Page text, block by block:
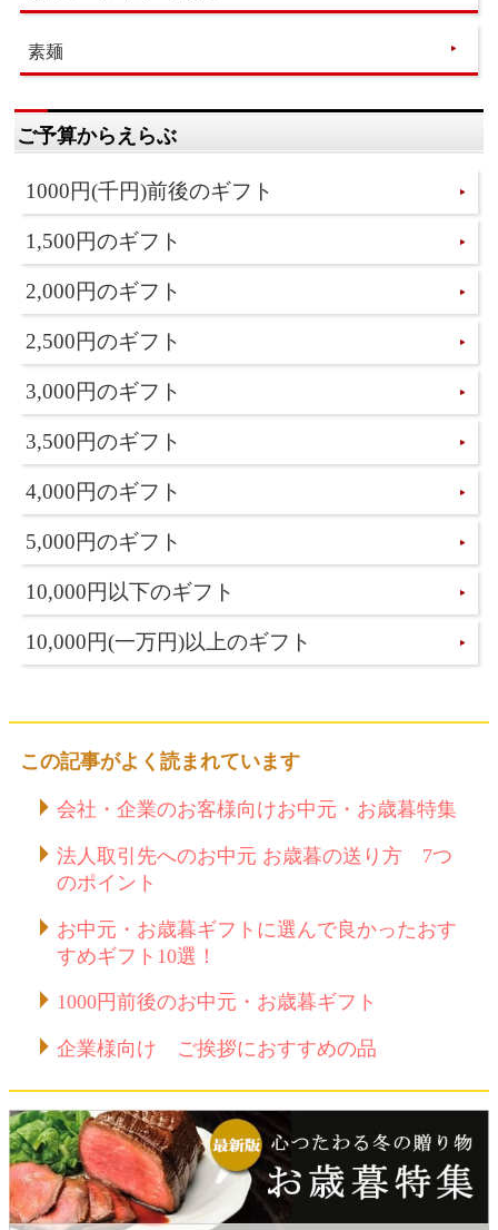
素麺
ご予算からえらぶ
1000円(千円)前後のギフト
1,500円のギフト
2,000円のギフト
2,500円のギフト
3,000円のギフト
3,500円のギフト
4,000円のギフト
5,000円のギフト
10,000円以下のギフト
10,000円(一万円)以上のギフト
この記事がよく読まれています
会社・企業のお客様向けお中元・お歳暮特集
法人取引先へのお中元 お歳暮の送り方 7つ
のポイント
お中元・お歳暮ギフトに選んで良かったおす
すめギフト10選！
1000円前後のお中元・お歳暮ギフト
企業様向け ご挨拶におすすめの品